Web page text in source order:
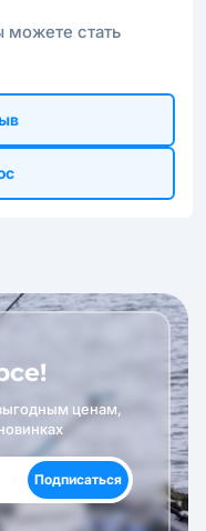
можете стать
ценам,
Подписаться